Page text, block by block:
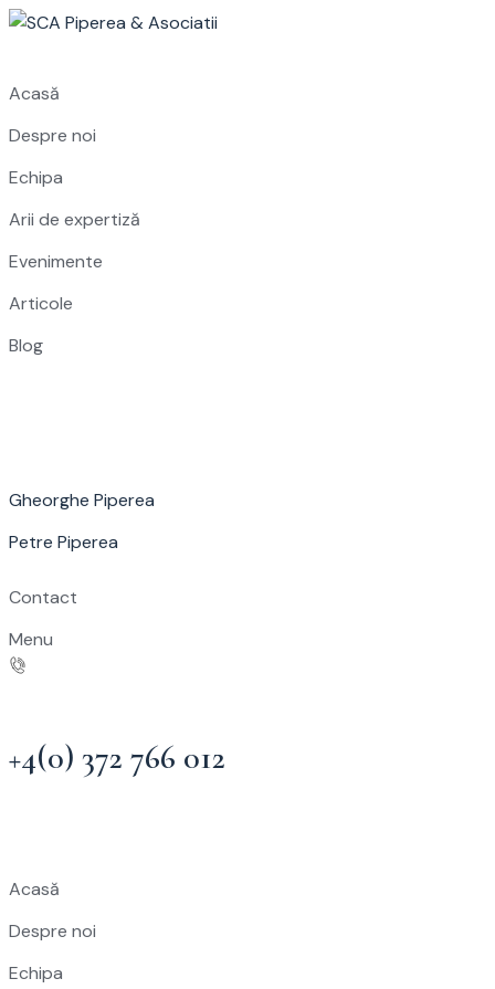
Skip
Acasă
Despre noi
Echipa
Arii de expertiză
Evenimente
Articole
Blog
Gheorghe Piperea
Petre Piperea
Contact
Menu
+4(0) 372 766 012
Acasă
Despre noi
Echipa